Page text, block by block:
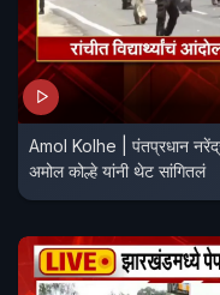
Amol Kolhe | पंतप्रधान नरेंद्र
अमोल कोल्हे यांनी थेट सांगितलं